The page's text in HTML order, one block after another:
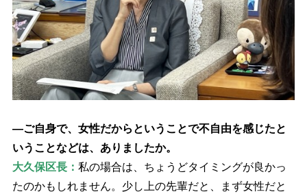
―ご自身で、女性だからということで不自由を感じたと
いうことなどは、ありましたか。
大久保区長： 私の場合は、ちょうどタイミングが良かっ
たのかもしれません。少し上の先輩だと、まず女性だと